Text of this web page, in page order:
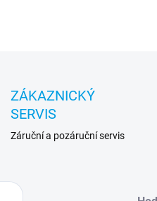
ZÁKAZNICKÝ
SERVIS
Záruční a pozáruční servis